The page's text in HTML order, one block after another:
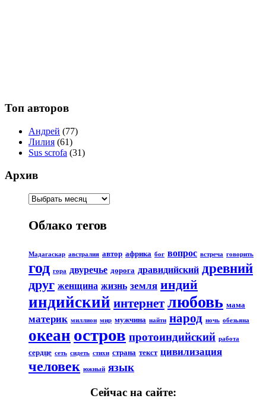
Топ авторов
Андрей (77)
Лилия (61)
Sus scrofa (31)
Архив
Облако тегов
Мадагаскар австралия автор африка бог вопрос встреча говорить
год гора двуречье дорога дравидийский древний
друг женщина жизнь земля индий
индийский интернет любовь мама
материк миллион мир мужчина найти народ ночь обезьяна
океан остров протоиндийский работа
сердце сеть сидеть стихи страна текст цивилизация
человек южный язык
Сейчас на сайте: